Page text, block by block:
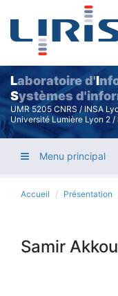
Laboratoire d'I
Systèmes
UMR 5205 CNRS / INSA
Université Lumière Lyon 2
Menu principal
Accueil Présentation
Samir